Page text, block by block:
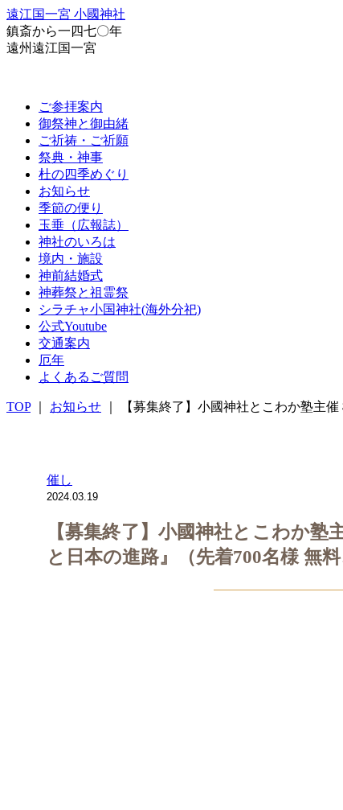
遠江国一宮 小國神社
鎮斎から一四七〇年
遠州遠江国一宮
ご参拝案内
御祭神と御由緒
ご祈祷・ご祈願
祭典・神事
杜の四季めぐり
お知らせ
季節の便り
玉垂（広報誌）
神社のいろは
境内・施設
神前結婚式
神葬祭と祖霊祭
シラチャ小国神社(海外分祀)
公式Youtube
交通案内
厄年
よくあるご質問
TOP｜ お知らせ ｜ 【募集終了】小國神社とこわか塾主
催し
2024.03.19
【募集終了】小國神社とこわか
と日本の進路』（先着700名様 無料